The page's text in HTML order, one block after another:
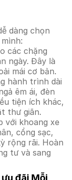
dàng chọn
các chặng
ngày. Đây là
mái cơ bản.
hành trình dài
êm ái, đèn
tiện ích khác,
thư giãn.
với khoang xe
cổng sạc,
rộng rãi. Hoàn
tư và sang